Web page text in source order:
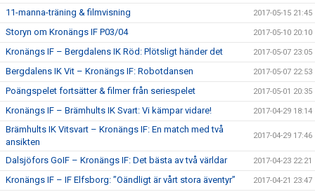
11-manna-träning & filmvisning 2017-05-15 21:45
Storyn om Kronängs IF P03/04 2017-05-10 20:10
Kronängs IF – Bergdalens IK Röd: Plötsligt händer det 2017-05-07 23:05
Bergdalens IK Vit – Kronängs IF: Robotdansen 2017-05-07 22:53
Poängspelet fortsätter & filmer från seriespelet 2017-05-01 20:35
Kronängs IF – Brämhults IK Svart: Vi kämpar vidare! 2017-04-29 18:14
Brämhults IK Vitsvart – Kronängs IF: En match med två
ansikten
2017-04-29 17:46
Dalsjöfors GoIF – Kronängs IF: Det bästa av två världar 2017-04-23 22:21
Kronängs IF – IF Elfsborg: ”Oändligt är vårt stora äventyr” 2017-04-21 23:47